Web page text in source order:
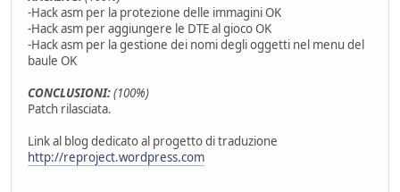
-Hack asm per la protezione delle immagini OK
-Hack asm per aggiungere le DTE al gioco OK
-Hack asm per la gestione dei nomi degli oggetti nel menu del
baule OK
CONCLUSIONI:(100%)
Patch rilasciata.
Link al blog dedicato al progetto di traduzione
http://reproject.wordpress.com